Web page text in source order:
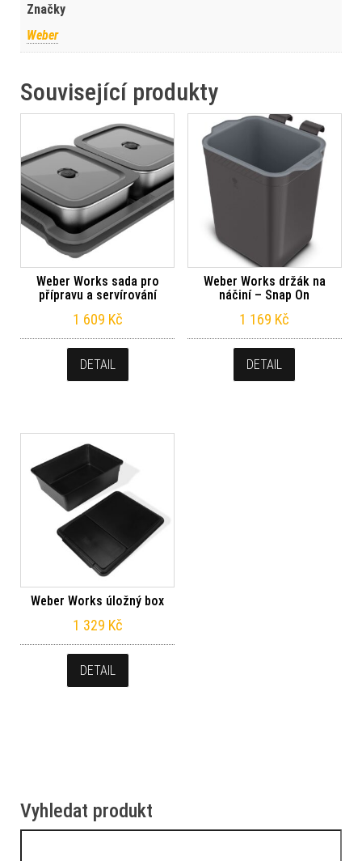
Značky
Weber
Související produkty
Weber Works sada pro
přípravu a servírování
1 609 Kč
DETAIL
Weber Works držák na
náčiní – Snap On
1 169 Kč
DETAIL
Weber Works úložný box
1 329 Kč
DETAIL
Vyhledat produkt